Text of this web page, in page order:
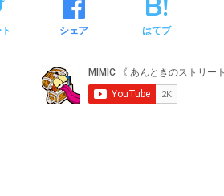
シェア はてブ